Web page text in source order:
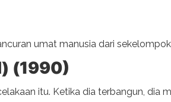
umat manusia dari
(1990)
itu. Ketika dia terbangun, dia